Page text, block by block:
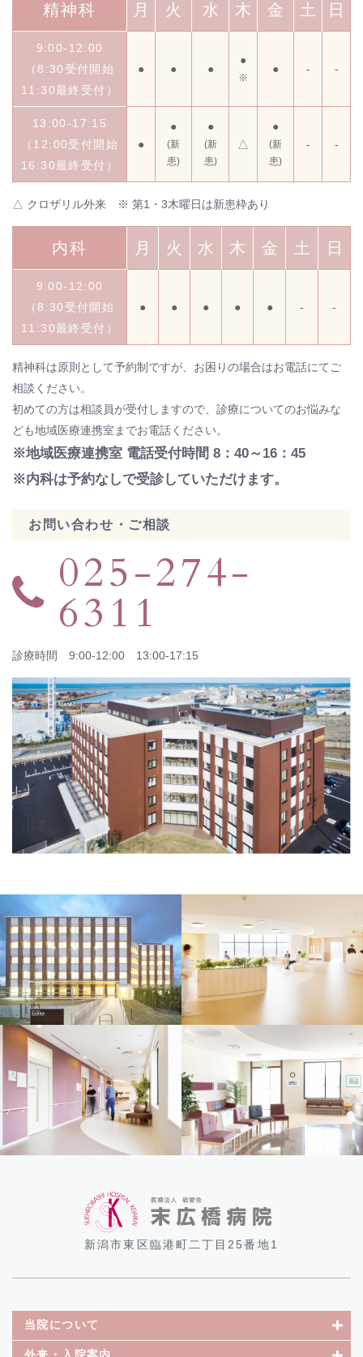
精神科 月 火 水 木 金 土 日
9:00-12:00
（8:30受付開始
11:30最終受付）
● ● ●
●
※
● - -
13:00-17:15
（12:00受付開始
16:30最終受付）
●
●
(新
患)
●
(新
患)
△
●
(新
患)
- -
△ クロザリル外来 ※ 第1・3木曜日は新患枠あり
内科 月 火 水 木 金 土 日
9:00-12:00
（8:30受付開始
11:30最終受付）
● ● ● ● ● - -
精神科は原則として予約制ですが、お困りの場合はお電話にてご
相談ください。
初めての方は相談員が受付しますので、診療についてのお悩みな
ども地域医療連携室までお電話ください。
※地域医療連携室 電話受付時間 8：40～16：45
※内科は予約なしで受診していただけます。
お問い合わせ・ご相談
025-274-
6311
診療時間 9:00-12:00 13:00-17:15
新潟市東区臨港町二丁目25番地1
当院について